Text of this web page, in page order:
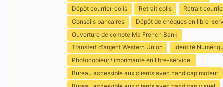
Dépôt courrier-colis
Retrait colis
Retrait
Conseils bancaires
Dépôt de chèques en libre-
Ouverture de compte Ma French Bank
Transfert d'argent Western Union
Identité
Photocopieur / imprimante en libre-service
Bureau accessible aux clients avec handicap moteur